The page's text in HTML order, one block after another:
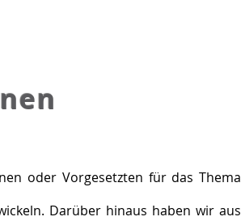
oder Vorgesetzten für das Thema
Darüber hinaus haben wir aus